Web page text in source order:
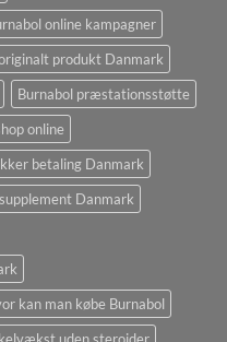
online kampagner
produkt Danmark
Burnabol præstationsstøtte
online
betaling Danmark
Danmark
kan man købe Burnabol